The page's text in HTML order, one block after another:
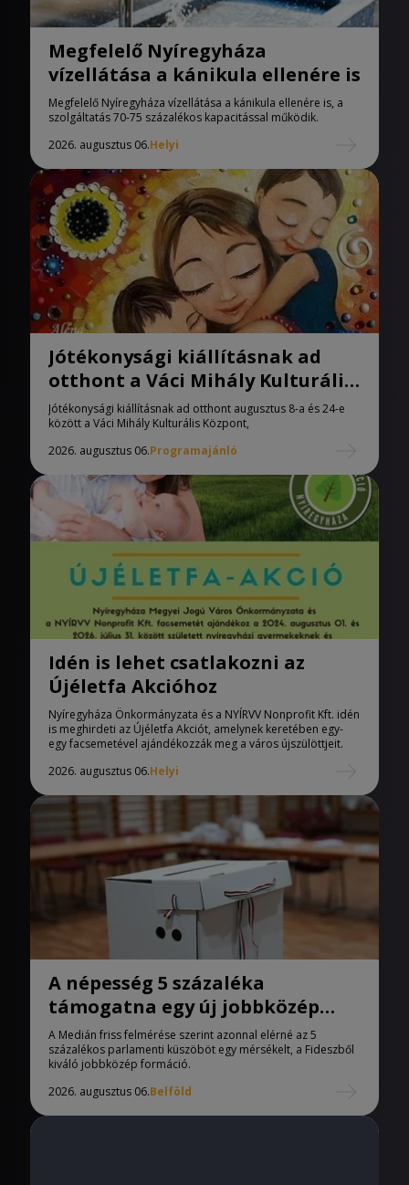
Megfelelő Nyíregyháza
vízellátása a kánikula ellenére is
Megfelelő Nyíregyháza vízellátása a kánikula ellenére is, a
szolgáltatás 70-75 százalékos kapacitással működik.
2026. augusztus 06.Helyi
Jótékonysági kiállításnak ad
otthont a Váci Mihály Kulturális
Központ
Jótékonysági kiállításnak ad otthont augusztus 8-a és 24-e
között a Váci Mihály Kulturális Központ,
2026. augusztus 06.Programajánló
Idén is lehet csatlakozni az
Újéletfa Akcióhoz
Nyíregyháza Önkormányzata és a NYÍRVV Nonprofit Kft. idén
is meghirdeti az Újéletfa Akciót, amelynek keretében egy-
egy facsemetével ajándékozzák meg a város újszülöttjeit.
2026. augusztus 06.Helyi
A népesség 5 százaléka
támogatna egy új jobbközép
pártot
A Medián friss felmérése szerint azonnal elérné az 5
százalékos parlamenti küszöböt egy mérsékelt, a Fideszből
kiváló jobbközép formáció.
2026. augusztus 06.Belföld